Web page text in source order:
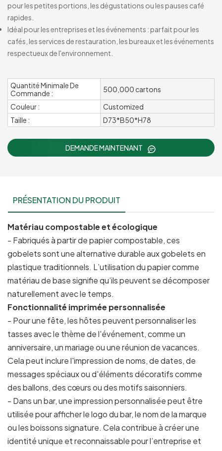
pour les petites portions, les dégustations ou les pauses café
rapides.
Idéal pour les entreprises et les événements : parfait pour les
cafés, les services de restauration, les bureaux et les événements
respectueux de l'environnement.
Quantité Minimale De
Commande :
500,000 cartons
Couleur :
Customized
Taille :
D73*B50*H78
DEMANDE MAINTENANT
PRÉSENTATION DU PRODUIT
Matériau compostable et écologique
- Fabriqués à partir de papier compostable, ces
gobelets sont une alternative durable aux gobelets en
plastique traditionnels. L’utilisation du papier comme
matériau de base signifie qu’ils peuvent se décomposer
naturellement avec le temps.
Fonctionnalité imprimée personnalisée
- Pour une fête, les hôtes peuvent personnaliser les
tasses avec le thème de l'événement, comme un
anniversaire, un mariage ou une réunion de vacances.
Cela peut inclure l'impression de noms, de dates, de
messages spéciaux ou d'éléments décoratifs comme
des ballons, des cœurs ou des motifs saisonniers.
- Dans un bar, une impression personnalisée peut être
utilisée pour afficher le logo du bar, le nom de la marque
ou les boissons signature. Cela contribue à créer une
identité unique et reconnaissable pour l’entreprise et